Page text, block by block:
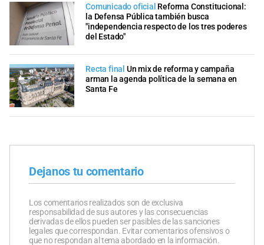
Comunicado oficial Reforma Constitucional:
la Defensa Pública también busca
"independencia respecto de los tres poderes
del Estado"
Recta final Un mix de reforma y campaña
arman la agenda política de la semana en
Santa Fe
Dejanos tu comentario
Los comentarios realizados son de exclusiva
responsabilidad de sus autores y las consecuencias
derivadas de ellos pueden ser pasibles de las sanciones
legales que correspondan. Evitar comentarios ofensivos o
que no respondan al tema abordado en la información.